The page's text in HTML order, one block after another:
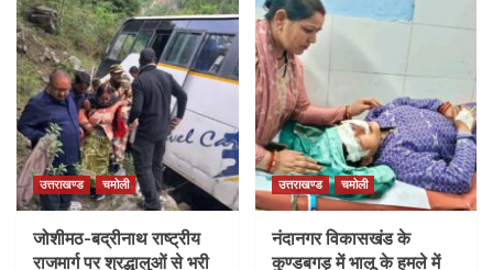
उत्तराखण्ड चमोली
जोशीमठ-बद्रीनाथ राष्ट्रीय
राजमार्ग पर श्रद्धालुओं से भरी
उत्तराखण्ड चमोली
नंदानगर विकासखंड के
कुण्डबगड़ में भालू के हमले में